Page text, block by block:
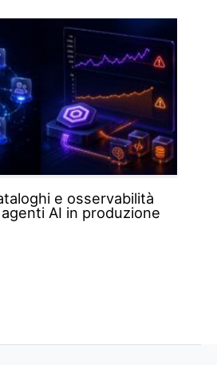
e osservabilità
AI in produzione